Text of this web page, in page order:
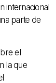
internacional
parte de
el
la que